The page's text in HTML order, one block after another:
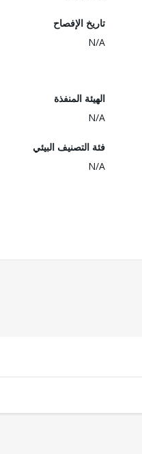
تاريخ الإفصاح
N/A
الهيئة المنفذة
N/A
فئة التصنيف البيئي
N/A